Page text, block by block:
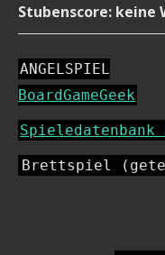
Stubenscore: keine
ANGELSPIEL
BoardGameGeek
Spieledatenbank
Brettspiel